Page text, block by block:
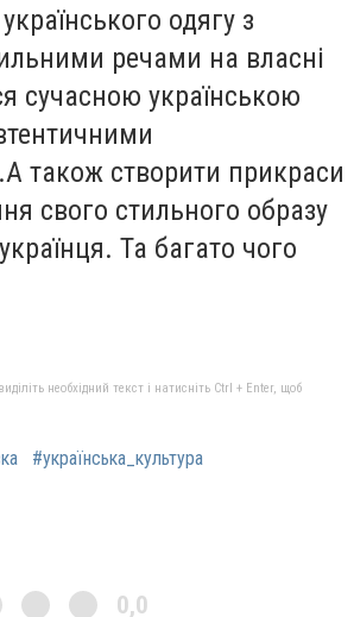
одягу з
речами на власні
сучасною українською
А також створити прикраси
свого стильного образу
. Та багато чого
необхідний текст і натисніть Ctrl + Enter, щоб
#українська_культура
0,0